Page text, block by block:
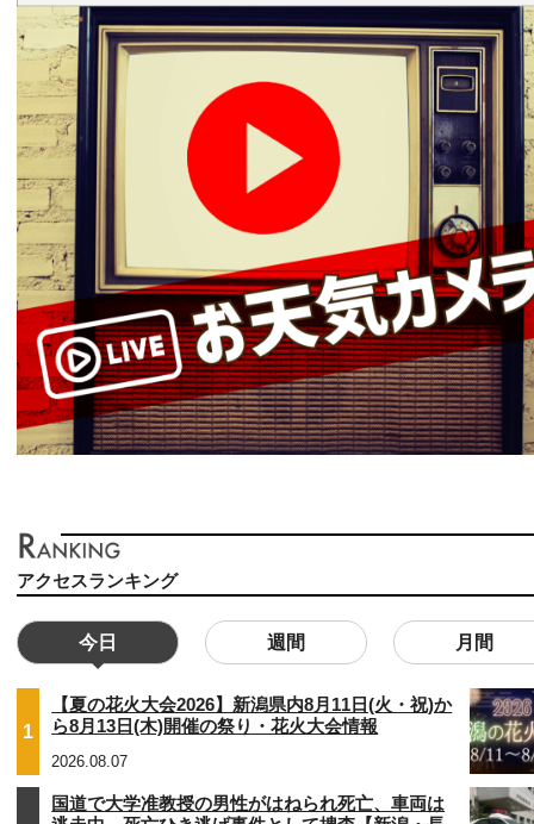
アクセスランキング
今日 週間 月間
1
【夏の花火大会2026】新潟県内8月11日(火・祝)か
ら8月13日(木)開催の祭り・花火大会情報
2026.08.07
国道で大学准教授の男性がはねられ死亡、車両は